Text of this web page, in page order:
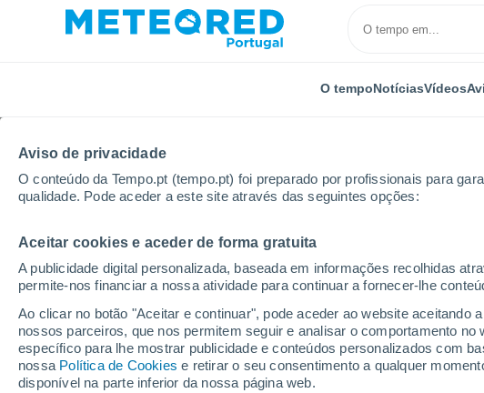
Aviso de privacidade
O conteúdo da Tempo.pt (tempo.pt) foi preparado por profissionais para
qualidade. Pode aceder a este site através das seguintes opções:
Aceitar cookies e aceder de forma gratuita
A publicidade digital personalizada, baseada em informações recolhidas
permite-nos financiar a nossa atividade para continuar a fornecer-lhe
Ao clicar no botão "Aceitar e continuar", pode aceder ao website aceitando
nossos parceiros, que nos permitem seguir e analisar o comportamento
específico para lhe mostrar publicidade e conteúdos personalizados com
nossa Política de Cookies e retirar o seu consentimento a qualquer
disponível na parte inferior da nossa página web.
O tempoNotíciasVídeos
Início Estados Unidos Estado do Colorado
Cooper